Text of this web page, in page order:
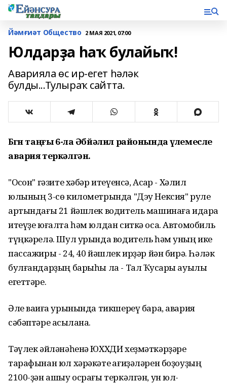
Йәмғиәт Общество 2 МАЯ 2021, 07:00
Юлдарҙа һаҡ булайыҡ!
Аварияла өс ир-егет һәләк
булды...Тулыраҡ сайтта.
Бөгөн таңғы 6-ла Әбйәлил районында үлемесле
авария теркәлгән.
"Осҡон" гәзите хәбәр итеүенсә, Асҡар - Хәлил
юлының 3-сө километрында "Дэу Нексия" руле
артындағы 21 йәшлек водитель машинаға идара
итеүҙе юғалта һәм юлдан ситкә оса. Автомобиль
түңкәрелә. Шул урында водитель һәм уның ике
пассажиры - 24, 40 йәшлек ирҙәр йән бирә. Һәләк
булғандарҙың барыһы ла - Тал Ҡусҡары ауылы
егеттәре.
Әле ваҡиға урынында тикшереү бара, авария
сәбәптәре асыҡлана.
Тәүлек әйләнәһенә ЮХХДИ хеҙмәткәрҙәре
тарафынан юл хәрәкәте ҡағиҙәләрен боҙоуҙың
2100-ҙән ашыу осрағы теркәлгән, ун юл-